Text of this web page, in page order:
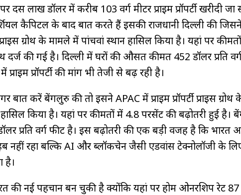
दस लाख डॉलर में करीब 103 वर्ग मीटर प्राइम प्रॉपर्टी खरीदी
कैपिटल के बाद बात करते हैं इसकी राजधानी दिल्ली की
प्राइस ग्रोथ के मामले में पांचवां स्थान हासिल किया है। यहां पर
दर्ज की गई है। दिल्ली में घरों की औसत कीमत 452 डॉलर प्रति
प्राइम प्रॉपर्टी की मांग भी तेजी से बढ़ रही है।
बात करें बेंगलुरु की तो इसने APAC में प्राइम प्रॉपर्टी प्राइस
हासिल किया है। यहां पर कीमतों में 4.8 परसेंट की बढ़ोतरी हुई
प्रति वर्ग फीट है। इस बढ़ोतरी की एक बड़ी वजह है कि
नहीं रहा बल्कि AI और ब्लॉकचेन जैसी एडवांस टेक्नोलॉजी के
है।
की नई पहचान बन चुकी है क्योंकि यहां पर होम ओनरशिप रेट